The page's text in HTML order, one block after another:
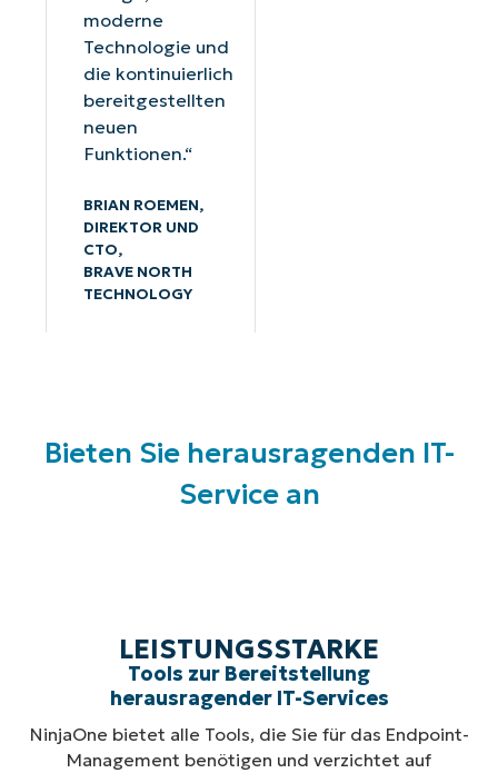
moderne
Technologie und
die kontinuierlich
bereitgestellten
neuen
Funktionen.“
BRIAN ROEMEN,
DIREKTOR UND
CTO,
BRAVE NORTH
TECHNOLOGY
Bieten Sie herausragenden IT-
Service an
LEISTUNGSSTARKE
Tools zur Bereitstellung
herausragender IT-Services
NinjaOne bietet alle Tools, die Sie für das Endpoint-
Management benötigen und verzichtet auf